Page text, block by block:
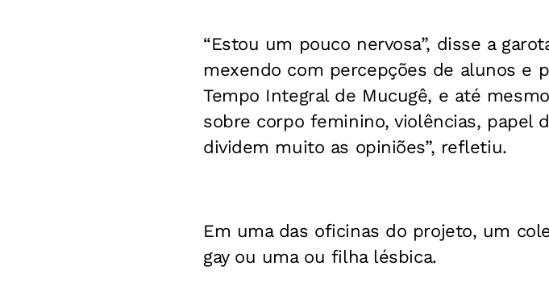
“Estou um pouco nervosa”, disse a
mexendo com percepções de alunos e
Tempo Integral de Mucugê, e até
sobre corpo feminino, violências, papel
dividem muito as opiniões”, refletiu.
Em uma das oficinas do projeto, um
gay ou uma ou filha lésbica.